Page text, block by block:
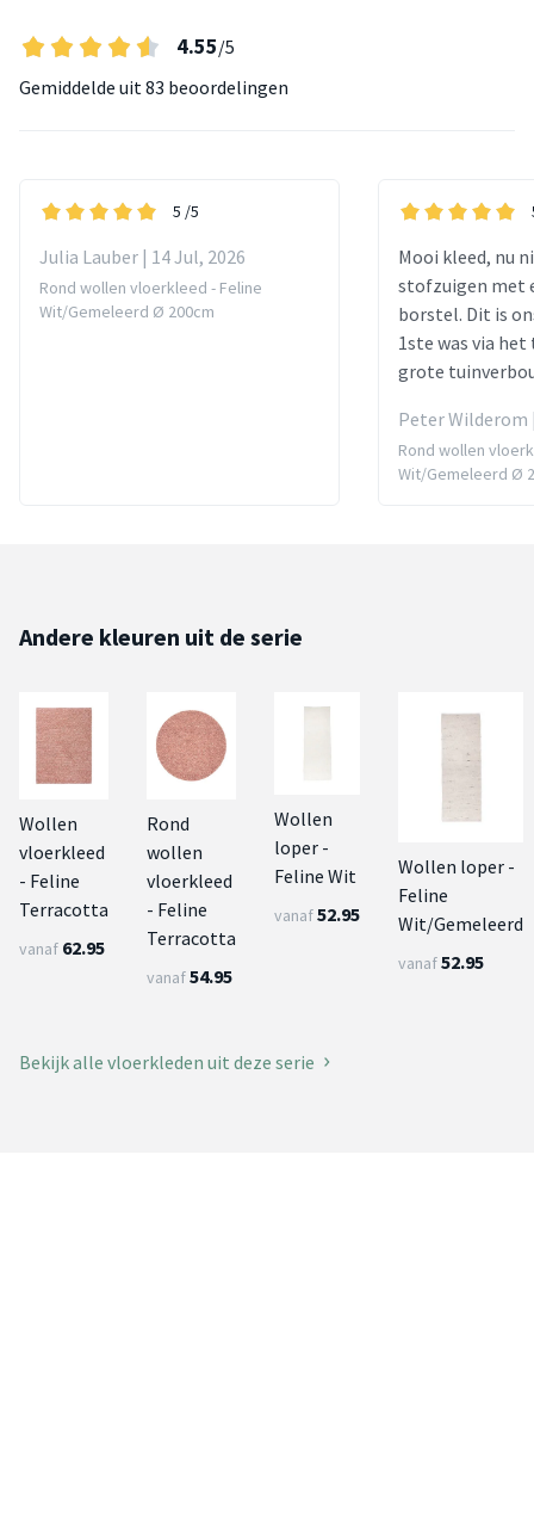
4.55/5
Gemiddelde uit 83 beoordelingen
5 /5
Julia Lauber | 14 Jul, 2026
Rond wollen vloerkleed - Feline
Wit/Gemeleerd Ø 200cm
Mooi kleed, nu
stofzuigen met
borstel. Dit is
1ste was via
grote
Peter Wilderom
Rond wollen
Wit/Gemeleerd Ø
Andere kleuren uit de serie
Wollen
vloerkleed
- Feline
Terracotta
vanaf 62.95
Rond
wollen
vloerkleed
- Feline
Terracotta
vanaf54.95
Wollen
loper -
Feline Wit
vanaf52.95
Wollen loper -
Feline
Wit/Gemeleerd
vanaf52.95
Bekijk alle vloerkleden uit deze serie